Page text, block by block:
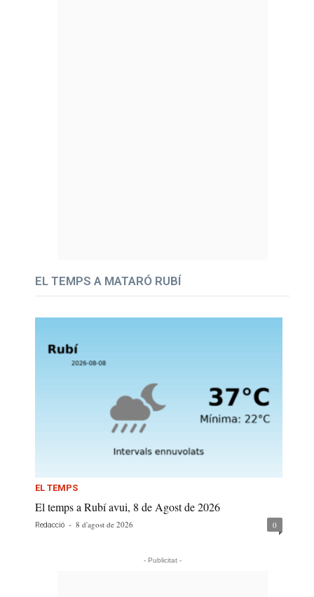
EL TEMPS A MATARÓ RUBÍ
EL TEMPS
El temps a Rubí avui, 8 de Agost de 2026
Redacció - 8 d'agost de 2026 0
- Publicitat -